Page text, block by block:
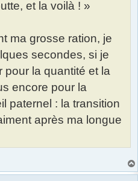
et la voilà ! »
ma grosse ration, je
secondes, si je
pour la quantité et la
encore pour la
paternel : la transition
après ma longue